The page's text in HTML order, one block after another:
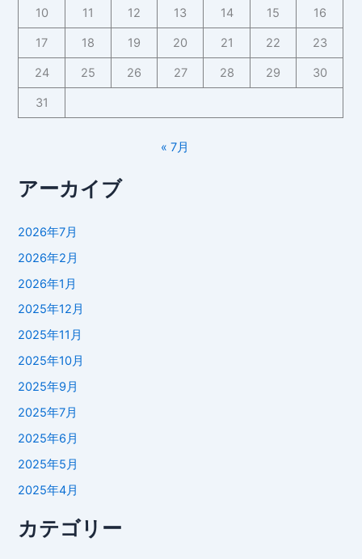
10 11 12 13 14 15 16
17 18 19 20 21 22 23
24 25 26 27 28 29 30
31
« 7月
アーカイブ
2026年7月
2026年2月
2026年1月
2025年12月
2025年11月
2025年10月
2025年9月
2025年7月
2025年6月
2025年5月
2025年4月
カテゴリー